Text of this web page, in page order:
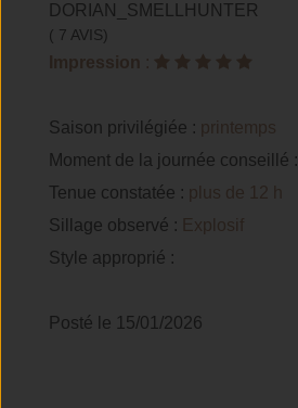
DORIAN_SMELLHUNTER
( 7 AVIS)
Impression :
Saison privilégiée : printemps
Moment de la journée conseillé :
Tenue constatée : plus de 12 h
Sillage observé : Explosif
Style approprié :
Posté le 15/01/2026